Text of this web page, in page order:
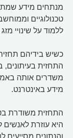
מנתחים מידע
טכנולוגיים
ללמוד על שינויי
כשיש בידיהם
התחזית
משדרים אותה
מידע באינטרנט.
התחזית משודרת
היא עוזרת לאנשים
והנתונים